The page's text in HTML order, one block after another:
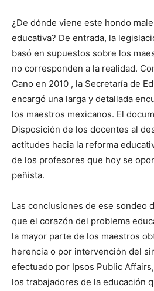
¿De dónde viene este hondo
educativa? De entrada, la
basó en supuestos sobre los
no corresponden a la realidad.
Cano en 2010 , la Secretaría de
encargó una larga y detallada
los maestros mexicanos. El
Disposición de los docentes al
actitudes hacia la reforma
de los profesores que hoy se
peñista.
Las conclusiones de ese sondeo
que el corazón del problema
la mayor parte de los maestros
herencia o por intervención del
efectuado por Ipsos Public
los trabajadores de la educación